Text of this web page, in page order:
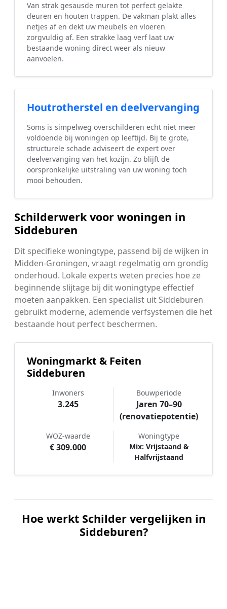
Van strak gesausde muren tot perfect gelakte
deuren en houten trappen. De vakman plakt alles
netjes af en dekt uw meubels en vloeren
zorgvuldig af. Een strakke laag verf laat uw
bestaande woning direct weer als nieuw
aanvoelen.
Houtrotherstel en deelvervanging
Soms is simpelweg overschilderen echt niet meer
voldoende bij woningen op leeftijd. Bij te grote,
structurele schade adviseert de expert over
deelvervanging van het kozijn. Zo blijft de
oorspronkelijke uitstraling van uw woning toch
mooi behouden.
Schilderwerk voor woningen in
Siddeburen
Dit specifieke woningtype, passend bij de wijken in
Midden-Groningen, vraagt regelmatig om grondig
onderhoud. Lokale experts weten precies hoe ze
beginnende slijtage bij dit woningtype effectief
moeten aanpakken. Een specialist uit Siddeburen
gebruikt moderne, ademende verfsystemen die het
bestaande hout perfect beschermen.
Woningmarkt & Feiten
Siddeburen
Inwoners
3.245
Bouwperiode
Jaren 70–90
(renovatiepotentie)
WOZ-waarde
€ 309.000
Woningtype
Mix: Vrijstaand &
Halfvrijstaand
Hoe werkt Schilder vergelijken in
Siddeburen?